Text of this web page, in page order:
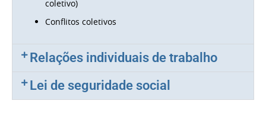
coletivo)
Conflitos coletivos
Relações individuais de trabalho
Lei de seguridade social